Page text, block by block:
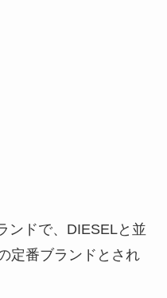
ンドで、DIESELと並
定番ブランドとされ